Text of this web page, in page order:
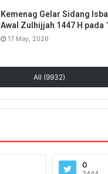
Kemenag Gelar Sidang
Awal Zulhijjah 1447 H pada
17 May, 2026
All (9932)
0